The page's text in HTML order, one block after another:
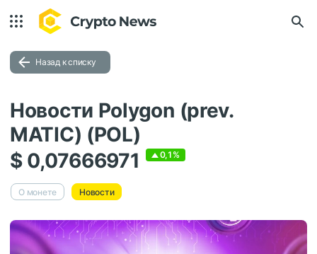
Назад к списку
Новости Polygon (prev.
MATIC) (POL)
$ 0,07666971
0,1%
О монете Новости